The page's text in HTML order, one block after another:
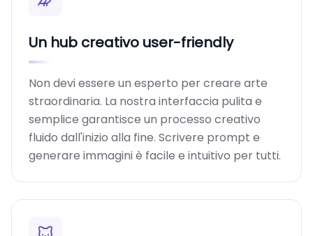
Un hub creativo user-friendly
Non devi essere un esperto per creare arte
straordinaria. La nostra interfaccia pulita e
semplice garantisce un processo creativo
fluido dall'inizio alla fine. Scrivere prompt e
generare immagini è facile e intuitivo per tutti.